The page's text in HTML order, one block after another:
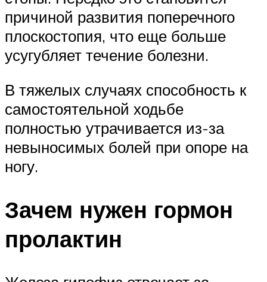
причиной развития поперечного
плоскостопия, что еще больше
усугубляет течение болезни.
В тяжелых случаях способность к
самостоятельной ходьбе
полностью утрачивается из-за
невыносимых болей при опоре на
ногу.
Зачем нужен гормон
пролактин